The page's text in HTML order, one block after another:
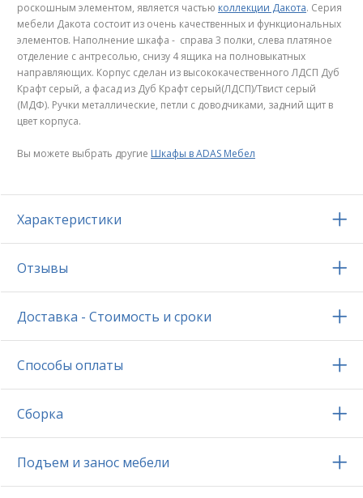
роскошным элементом, является частью коллекции Дакота. Серия
мебели Дакота состоит из очень качественных и функциональных
элементов. Наполнение шкафа - справа 3 полки, слева платяное
отделение с антресолью, снизу 4 ящика на полновыкатных
направляющих. Корпус сделан из высококачественного ЛДСП Дуб
Крафт серый, а фасад из Дуб Крафт серый(ЛДСП)/Твист серый
(МДФ). Ручки металлические, петли с доводчиками, задний щит в
цвет корпуса.
Вы можете выбрать другие Шкафы в ADAS Мебел
Характеристики
Отзывы
Доставка - Стоимость и сроки
Способы оплаты
Сборка
Подъем и занос мебели